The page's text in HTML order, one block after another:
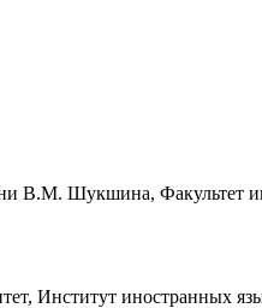
В.М. Шукшина, Факультет
Институт иностранных